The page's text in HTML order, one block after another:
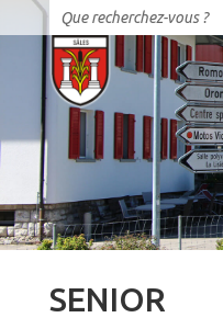
SENIOR